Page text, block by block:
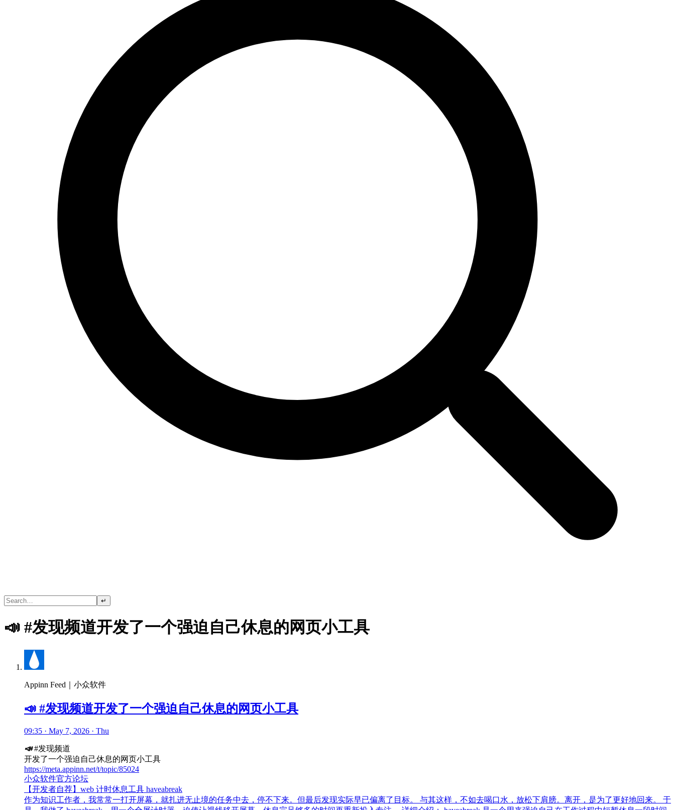
↵
📣 #发现频道开发了一个强迫自己休息的网页小工具
Appinn Feed｜小众软件
📣 #发现频道开发了一个强迫自己休息的网页小工具
09:35 · May 7, 2026 · Thu
📣#发现频道
开发了一个强迫自己休息的网页小工具
https://meta.appinn.net/t/topic/85024
小众软件官方论坛
【开发者自荐】web 计时休息工具 haveabreak
作为知识工作者，我常常一打开屏幕，就扎进无止境的任务中去，停不下来。但最后发现实际早已偏离了目标。 与其这样，不如去喝口水，放松下肩膀。离开，是为了更好地回来。 于